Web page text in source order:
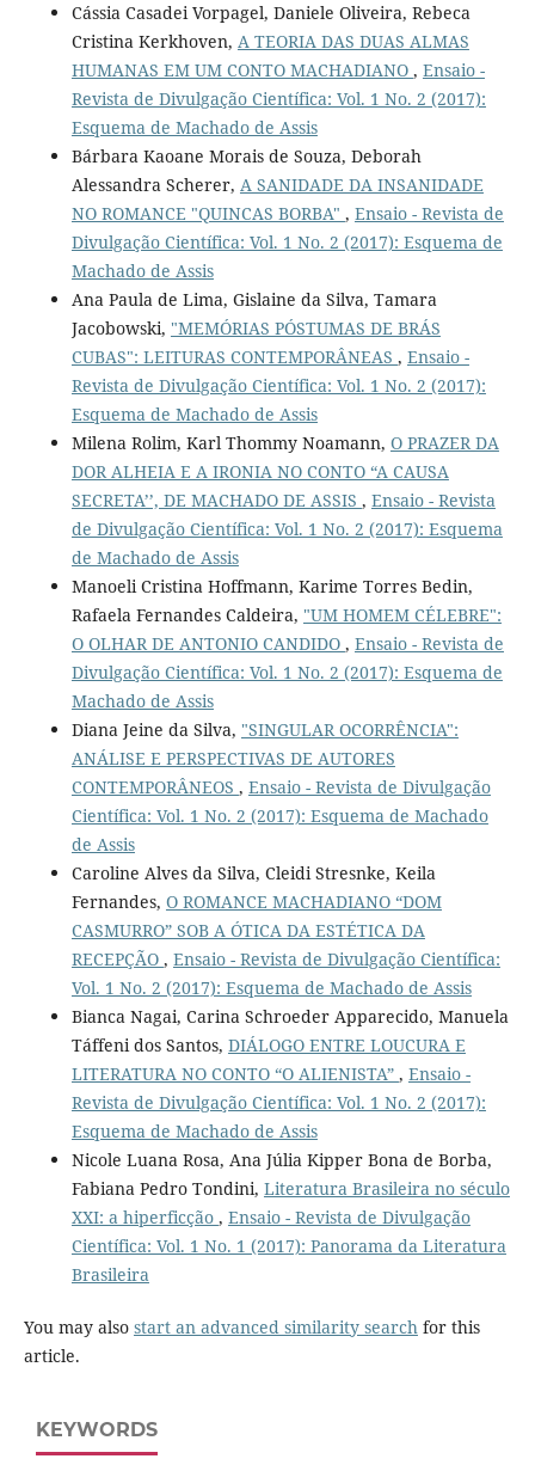
Cássia Casadei Vorpagel, Daniele Oliveira, Rebeca
Cristina Kerkhoven, A TEORIA DAS DUAS ALMAS
HUMANAS EM UM CONTO MACHADIANO , Ensaio -
Revista de Divulgação Científica: Vol. 1 No. 2 (2017):
Esquema de Machado de Assis
Bárbara Kaoane Morais de Souza, Deborah
Alessandra Scherer, A SANIDADE DA INSANIDADE
NO ROMANCE "QUINCAS BORBA" , Ensaio - Revista de
Divulgação Científica: Vol. 1 No. 2 (2017): Esquema de
Machado de Assis
Ana Paula de Lima, Gislaine da Silva, Tamara
Jacobowski, "MEMÓRIAS PÓSTUMAS DE BRÁS
CUBAS": LEITURAS CONTEMPORÂNEAS , Ensaio -
Revista de Divulgação Científica: Vol. 1 No. 2 (2017):
Esquema de Machado de Assis
Milena Rolim, Karl Thommy Noamann, O PRAZER DA
DOR ALHEIA E A IRONIA NO CONTO “A CAUSA
SECRETA’’, DE MACHADO DE ASSIS , Ensaio - Revista
de Divulgação Científica: Vol. 1 No. 2 (2017): Esquema
de Machado de Assis
Manoeli Cristina Hoffmann, Karime Torres Bedin,
Rafaela Fernandes Caldeira, "UM HOMEM CÉLEBRE":
O OLHAR DE ANTONIO CANDIDO , Ensaio - Revista de
Divulgação Científica: Vol. 1 No. 2 (2017): Esquema de
Machado de Assis
Diana Jeine da Silva, "SINGULAR OCORRÊNCIA":
ANÁLISE E PERSPECTIVAS DE AUTORES
CONTEMPORÂNEOS , Ensaio - Revista de Divulgação
Científica: Vol. 1 No. 2 (2017): Esquema de Machado
de Assis
Caroline Alves da Silva, Cleidi Stresnke, Keila
Fernandes, O ROMANCE MACHADIANO “DOM
CASMURRO” SOB A ÓTICA DA ESTÉTICA DA
RECEPÇÃO , Ensaio - Revista de Divulgação Científica:
Vol. 1 No. 2 (2017): Esquema de Machado de Assis
Bianca Nagai, Carina Schroeder Apparecido, Manuela
Táffeni dos Santos, DIÁLOGO ENTRE LOUCURA E
LITERATURA NO CONTO “O ALIENISTA” , Ensaio -
Revista de Divulgação Científica: Vol. 1 No. 2 (2017):
Esquema de Machado de Assis
Nicole Luana Rosa, Ana Júlia Kipper Bona de Borba,
Fabiana Pedro Tondini, Literatura Brasileira no século
XXI: a hiperficção , Ensaio - Revista de Divulgação
Científica: Vol. 1 No. 1 (2017): Panorama da Literatura
Brasileira
You may also start an advanced similarity searchfor this
article.
KEYWORDS